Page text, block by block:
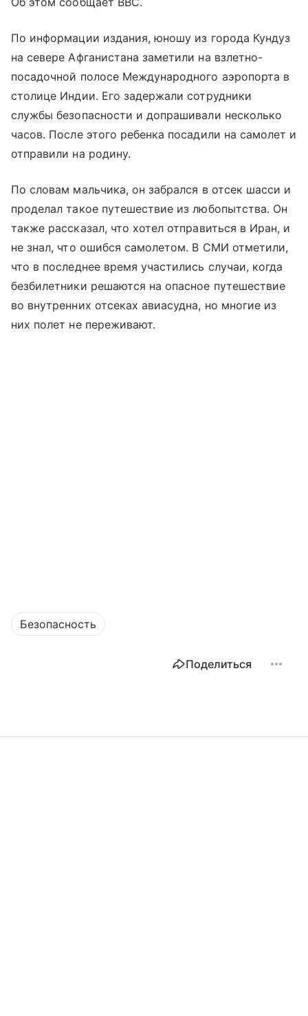
По информации издания, юношу из города Кундуз
на севере Афганистана заметили на взлетно-
посадочной полосе Международного аэропорта в
столице Индии. Его задержали сотрудники
службы безопасности и допрашивали несколько
часов. После этого ребенка посадили на самолет и
отправили на родину.
По словам мальчика, он забрался в отсек шасси и
проделал такое путешествие из любопытства. Он
также рассказал, что хотел отправиться в Иран, и
не знал, что ошибся самолетом. В СМИ отметили,
что в последнее время участились случаи, когда
безбилетники решаются на опасное путешествие
во внутренних отсеках авиасудна, но многие из
них полет не переживают.
Безопасность
Поделиться